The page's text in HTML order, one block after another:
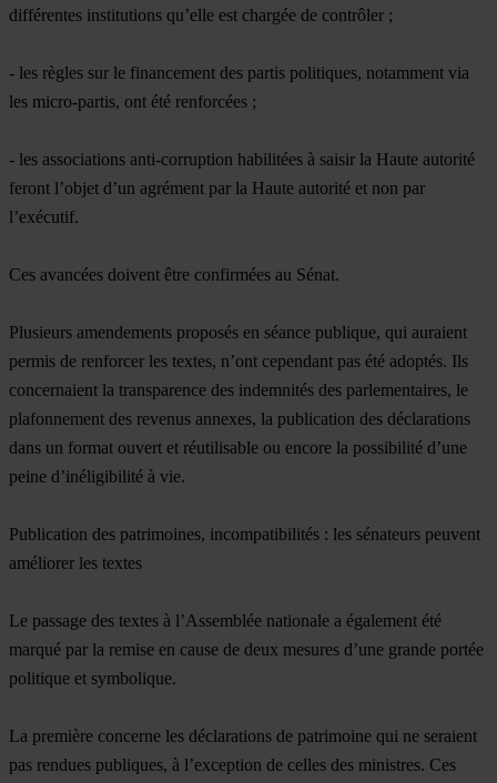
différentes institutions qu’elle est chargée de contrôler ;
- les règles sur le financement des partis politiques, notamment via
les micro-partis, ont été renforcées ;
- les associations anti-corruption habilitées à saisir la Haute autorité
feront l’objet d’un agrément par la Haute autorité et non par
l’exécutif.
Ces avancées doivent être confirmées au Sénat.
Plusieurs amendements proposés en séance publique, qui auraient
permis de renforcer les textes, n’ont cependant pas été adoptés. Ils
concernaient la transparence des indemnités des parlementaires, le
plafonnement des revenus annexes, la publication des déclarations
dans un format ouvert et réutilisable ou encore la possibilité d’une
peine d’inéligibilité à vie.
Publication des patrimoines, incompatibilités : les sénateurs peuvent
améliorer les textes
Le passage des textes à l’Assemblée nationale a également été
marqué par la remise en cause de deux mesures d’une grande portée
politique et symbolique.
La première concerne les déclarations de patrimoine qui ne seraient
pas rendues publiques, à l’exception de celles des ministres. Ces